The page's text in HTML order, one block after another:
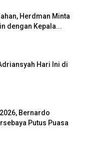
Herdman Minta
dengan Kepala...
Hari Ini di
Bernardo
Putus Puasa